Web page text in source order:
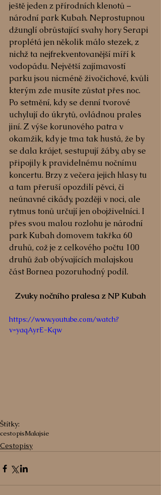
ještě jeden z přírodních klenotů –
národní park Kubah. Neprostupnou
džunglí obrůstající svahy hory Serapi
proplétá jen několik málo stezek, z
nichž ta nejfrekventovanější míří k
vodopádu. Největší zajímavostí
parku jsou nicméně živočichové, kvůli
kterým zde musíte zůstat přes noc.
Po setmění, kdy se denní tvorové
uchylují do úkrytů, ovládnou prales
jiní. Z výše korunového patra v
okamžik, kdy je tma tak hustá, že by
se dala krájet, sestupují žáby, aby se
připojily k pravidelnému nočnímu
koncertu. Brzy z večera jejich hlasy tu
a tam přeruší opozdilí pěvci, či
neúnavné cikády, později v noci, ale
rytmus tonů určují jen obojživelníci. I
přes svou malou rozlohu je národní
park Kubah domovem takřka 60
druhů, což je z celkového počtu 100
druhů žab obývajících malajskou
část Bornea pozoruhodný podíl.
Zvuky nočního pralesa z NP Kubah
https://www.youtube.com/watch?
v=yaqAyrE-Kqw
Štítky:
cestopisMalajsie
Cestopisy